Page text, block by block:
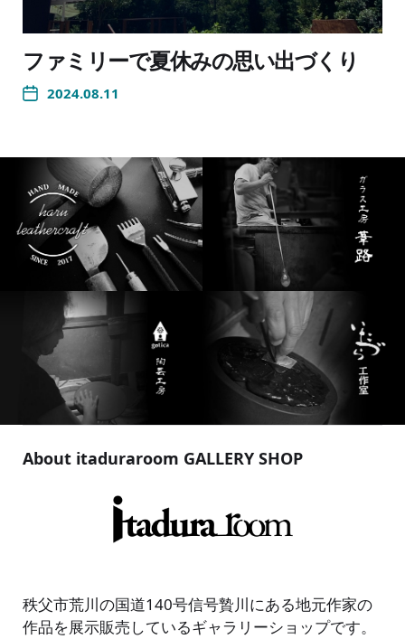
ファミリーで夏休みの思い出づくり
2024.08.11
About itaduraroom GALLERY SHOP
秩父市荒川の国道140号信号贄川にある地元作家の
作品を展示販売しているギャラリーショップです。